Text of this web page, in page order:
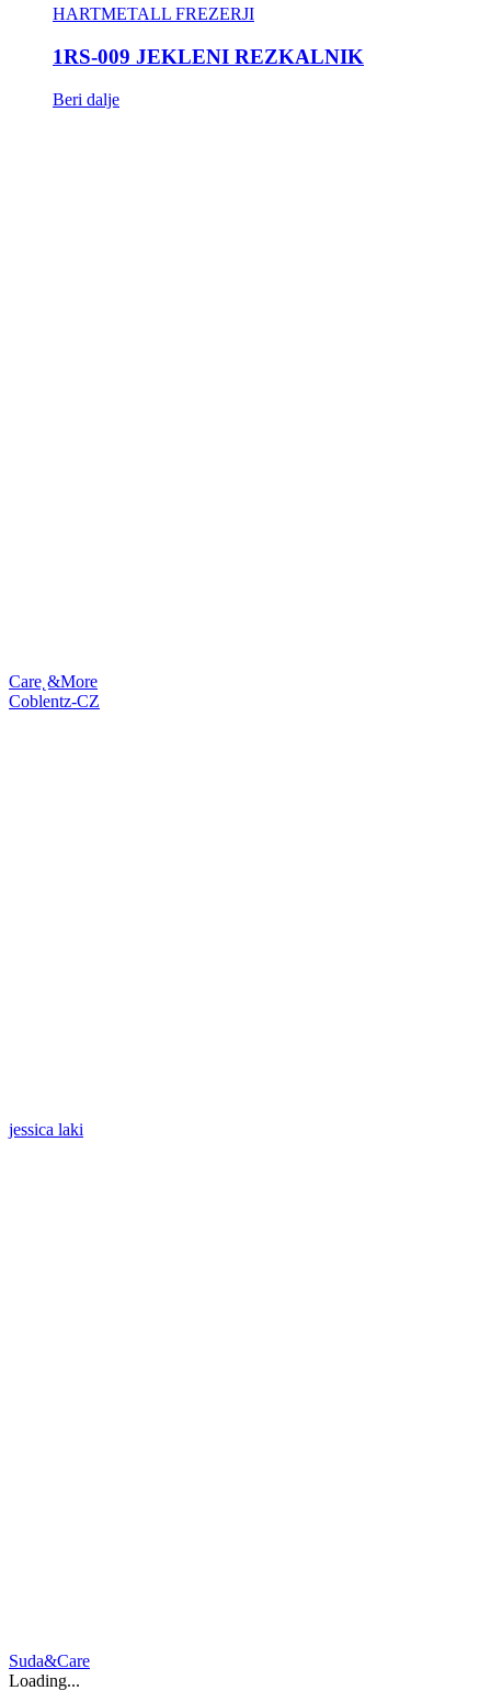
HARTMETALL FREZERJI
1RS-009 JEKLENI REZKALNIK
Beri dalje
Care˛&More
Coblentz-CZ
jessica laki
Suda&Care
Loading...